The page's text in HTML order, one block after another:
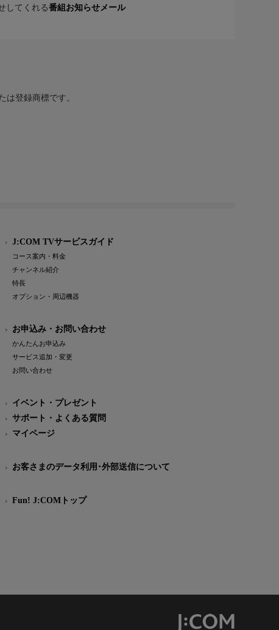
してくれる番組お知らせメール
は登録商標です。
J:COM TVサービスガイド
コース案内・料金
チャンネル紹介
特長
オプション・周辺機器
お申込み・お問い合わせ
かんたんお申込み
サービス追加・変更
お問い合わせ
イベント・プレゼント
サポート・よくある質問
マイページ
お客さまのデータ利用･外部送信について
Fun! J:COMトップ